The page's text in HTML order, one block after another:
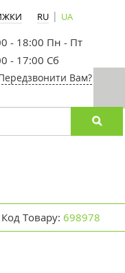
RU | UA
- 18:00 Пн - Пт
- 17:00 Сб
Вам?
Код Товару: 698978